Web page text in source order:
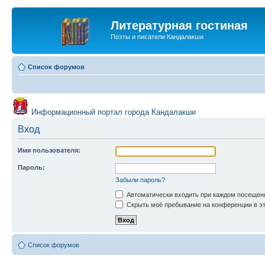
Литературная гостиная
Поэты и писатели Кандалакши
Список форумов
Информационный портал города Кандалакши
Вход
Имя пользователя:
Пароль:
Забыли пароль?
Автоматически входить при каждом
Скрыть моё пребывание на конференции в
Список форумов